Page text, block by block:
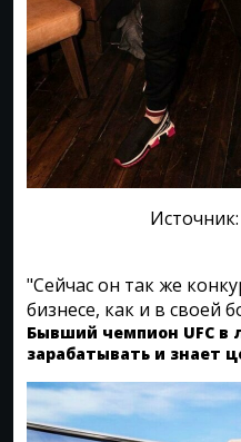
Источник:
"Сейчас он так же
бизнесе, как и в своей
Бывший чемпион UFC в
зарабатывать и знает